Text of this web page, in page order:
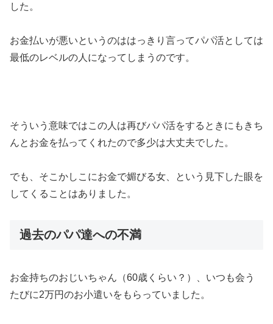
した。
お金払いが悪いというのははっきり言ってパパ活としては
最低のレベルの人になってしまうのです。
そういう意味ではこの人は再びパパ活をするときにもきち
んとお金を払ってくれたので多少は大丈夫でした。
でも、そこかしこにお金で媚びる女、という見下した眼を
してくることはありました。
過去のパパ達への不満
お金持ちのおじいちゃん（60歳くらい？）、いつも会う
たびに2万円のお小遣いをもらっていました。